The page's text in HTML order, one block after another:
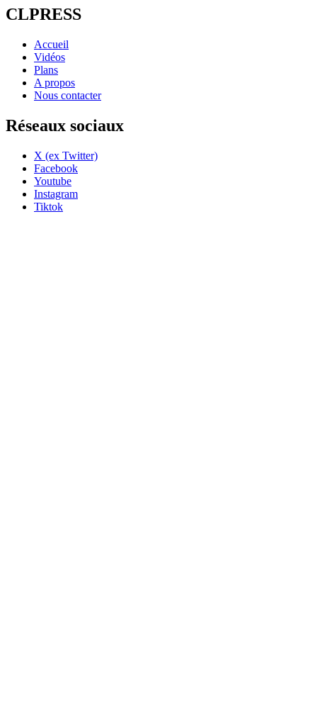
CLPRESS
Accueil
Vidéos
Plans
A propos
Nous contacter
Réseaux sociaux
X (ex Twitter)
Facebook
Youtube
Instagram
Tiktok